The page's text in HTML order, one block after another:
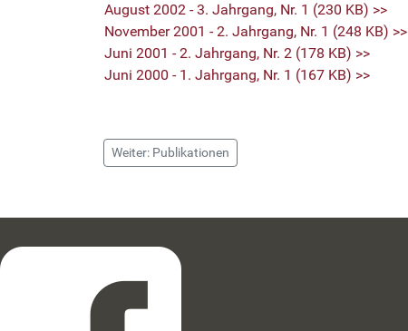
August 2002 - 3. Jahrgang, Nr. 1 (230 KB) >>
November 2001 - 2. Jahrgang, Nr. 1 (248 KB) >>
Juni 2001 - 2. Jahrgang, Nr. 2 (178 KB) >>
Juni 2000 - 1. Jahrgang, Nr. 1 (167 KB) >>
Weiter: Publikationen